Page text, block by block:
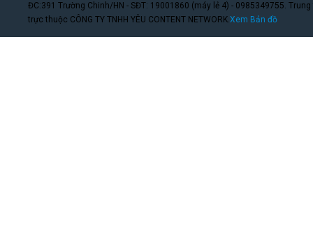
ĐC:391 Trường Chinh/HN - SĐT: 19001860 (máy lẻ 4) - 0985349755.
trực thuộc CÔNG TY TNHH YÊU CONTENT NETWORK.Xem Bản đồ